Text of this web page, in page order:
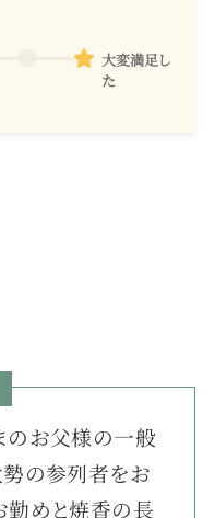
大変満足し
た
のお父様の一般
勢の参列者をお
勤めと焼香の長